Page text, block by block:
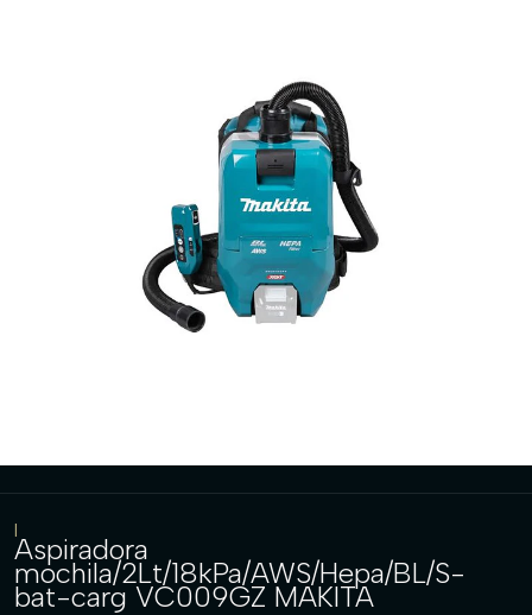
|
Aspiradora
mochila/2Lt/18kPa/AWS/Hepa/BL/S-
bat-carg VC009GZ MAKITA